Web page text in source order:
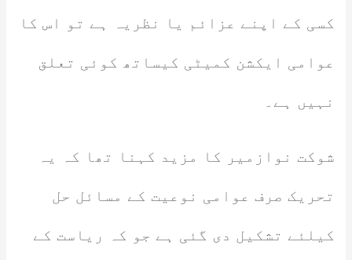
کسی کے اپنے عزائم یا نظریہ ہے تو اس کا
عوامی ایکشن کمیٹی کیساتھ کوئی تعلق
نہیں ہے۔
شوکت نوازمیر کا مزید کہنا تھا کہ یہ
تحریک صرف عوامی نوعیت کے مسائل حل
کیلئے تشکیل دی گئی ہے جو کہ ریاست کے